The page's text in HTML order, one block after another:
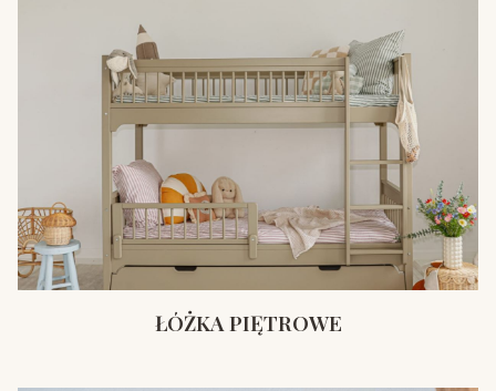
ŁÓŻKA PIĘTROWE